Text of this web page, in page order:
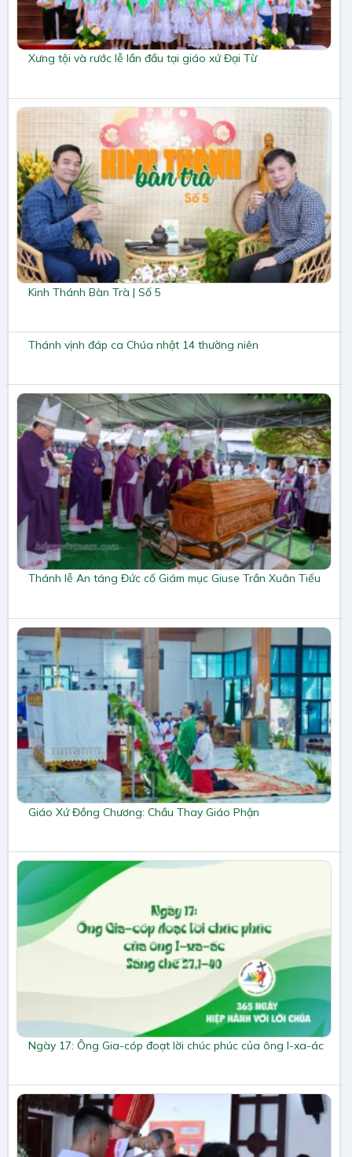
Xưng tội và rước lễ lần đầu tại giáo xứ Đại Từ
Kinh Thánh Bàn Trà | Số 5
Thánh vịnh đáp ca Chúa nhật 14 thường niên
Thánh lễ An táng Đức cố Giám mục Giuse Trần Xuân Tiếu
Giáo Xứ Đồng Chương: Chầu Thay Giáo Phận
Ngày 17: Ông Gia-cóp đoạt lời chúc phúc của ông I-xa-ác